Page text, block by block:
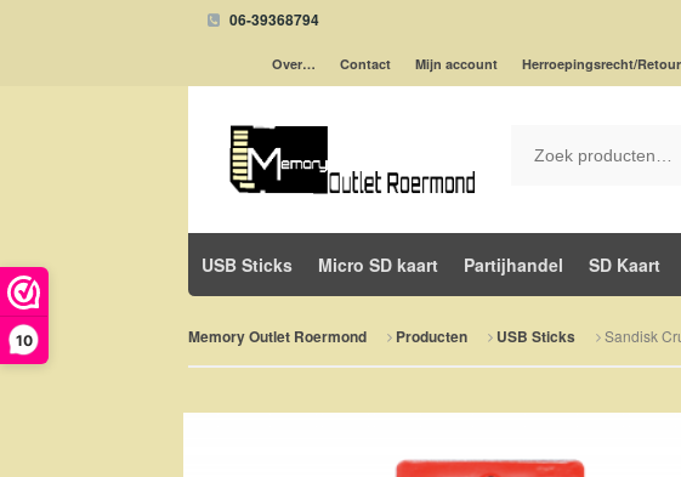
10
06-39368794
Over… Contact Mijn account Herroepingsrecht/
USB Sticks Micro SD kaart Partijhandel SD Kaart
Memory Outlet Roermond Producten USB Sticks Sandisk